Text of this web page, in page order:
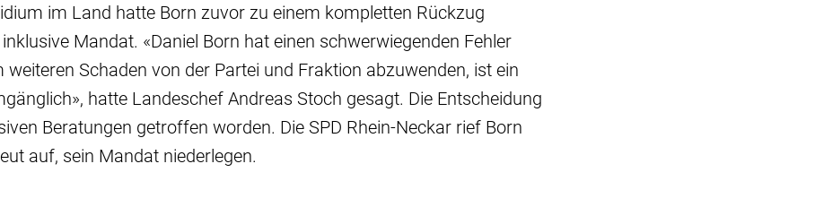
im Land hatte Born zuvor zu einem kompletten Rückzug
Mandat. «Daniel Born hat einen schwerwiegenden Fehler
weiteren Schaden von der Partei und Fraktion abzuwenden, ist ein
hatte Landeschef Andreas Stoch gesagt. Die Entscheidung
Beratungen getroffen worden. Die SPD Rhein-Neckar rief Born
auf, sein Mandat niederlegen.